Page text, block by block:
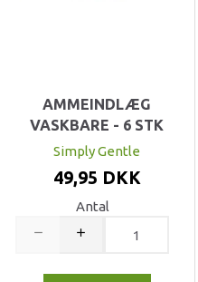
AMMEINDLÆG
VASKBARE - 6 STK
Simply Gentle
49,95 DKK
Antal